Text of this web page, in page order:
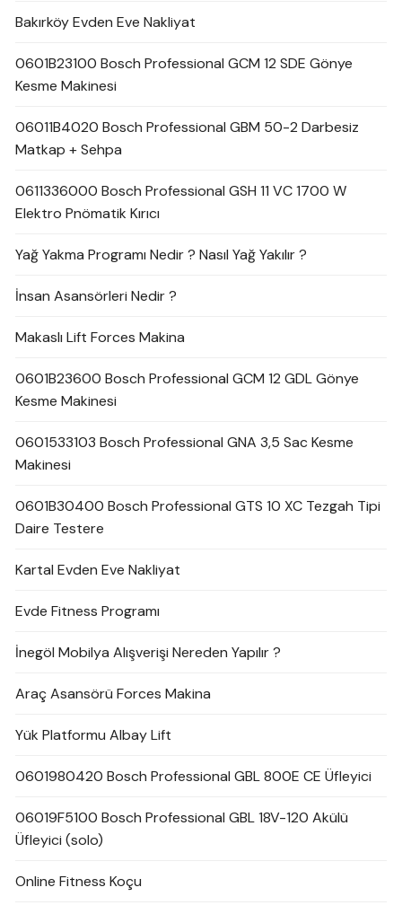
Bakırköy Evden Eve Nakliyat
0601B23100 Bosch Professional GCM 12 SDE Gönye
Kesme Makinesi
06011B4020 Bosch Professional GBM 50-2 Darbesiz
Matkap + Sehpa
0611336000 Bosch Professional GSH 11 VC 1700 W
Elektro Pnömatik Kırıcı
Yağ Yakma Programı Nedir ? Nasıl Yağ Yakılır ?
İnsan Asansörleri Nedir ?
Makaslı Lift Forces Makina
0601B23600 Bosch Professional GCM 12 GDL Gönye
Kesme Makinesi
0601533103 Bosch Professional GNA 3,5 Sac Kesme
Makinesi
0601B30400 Bosch Professional GTS 10 XC Tezgah Tipi
Daire Testere
Kartal Evden Eve Nakliyat
Evde Fitness Programı
İnegöl Mobilya Alışverişi Nereden Yapılır ?
Araç Asansörü Forces Makina
Yük Platformu Albay Lift
0601980420 Bosch Professional GBL 800E CE Üfleyici
06019F5100 Bosch Professional GBL 18V-120 Akülü
Üfleyici (solo)
Online Fitness Koçu